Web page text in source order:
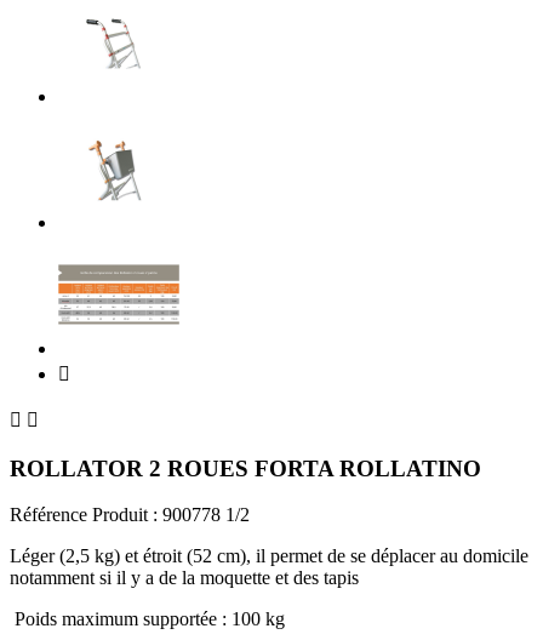

 
ROLLATOR 2 ROUES FORTA ROLLATINO
Référence Produit : 900778 1/2
Léger (2,5 kg) et étroit (52 cm), il permet de se déplacer au domicile
notamment si il y a de la moquette et des tapis
Poids maximum supportée : 100 kg